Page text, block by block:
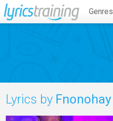
Genres
Lyrics by Fnonohay